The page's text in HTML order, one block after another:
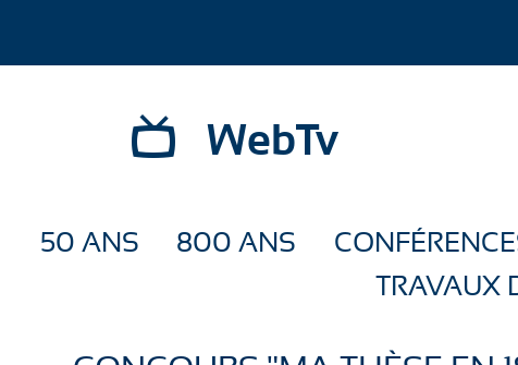
WebTv
50 ANS 800 ANS
TRAVAUX